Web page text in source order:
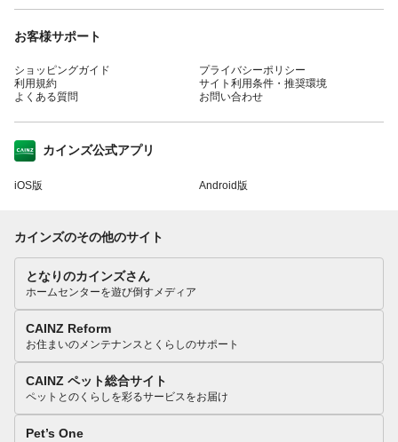
お客様サポート
ショッピングガイド
利用規約
よくある質問
プライバシーポリシー
サイト利用条件・推奨環境
お問い合わせ
カインズ公式アプリ
iOS版 Android版
カインズのその他のサイト
となりのカインズさん
ホームセンターを遊び倒すメディア
CAINZ Reform
お住まいのメンテナンスとくらしのサポート
CAINZ ペット総合サイト
ペットとのくらしを彩るサービスをお届け
Pet’s One